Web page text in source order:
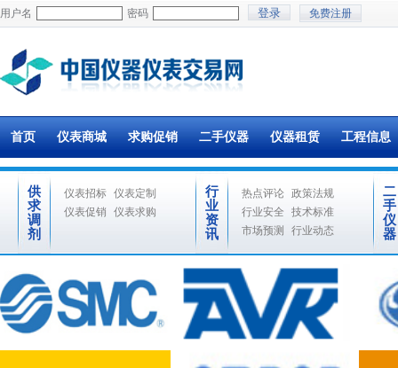
用户名 密码 免费注册
首页 仪表商城 求购促销 二手仪器 仪器租赁 工程信息
供
求
调
剂
仪表招标 仪表定制
仪表促销
仪表求购
行
业
资
讯
热点评论 政策法规
行业安全
技术标准
市场预测
行业动态
二
手
仪
器